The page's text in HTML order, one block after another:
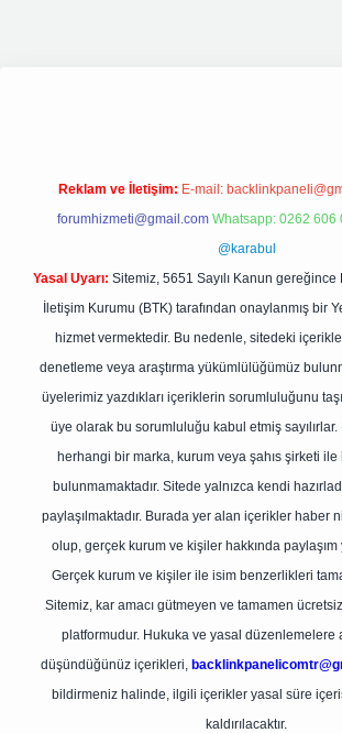
Reklam ve İletişim: E-mail:
forumhizmeti@gmail.com Whatsapp: 0262 606
@karabul
Yasal Uyarı: Sitemiz, 5651 Sayılı Kanun
İletişim Kurumu (BTK) tarafından onaylanmış bir
hizmet vermektedir. Bu nedenle, sitedeki
denetleme veya araştırma yükümlülüğümüz
üyelerimiz yazdıkları içeriklerin sorumluluğunu
üye olarak bu sorumluluğu kabul etmiş
herhangi bir marka, kurum veya şahıs şirketi ile
bulunmamaktadır. Sitede yalnızca kendi
paylaşılmaktadır. Burada yer alan içerikler haber
olup, gerçek kurum ve kişiler hakkında paylaşım
Gerçek kurum ve kişiler ile isim benzerlikleri
Sitemiz, kar amacı gütmeyen ve tamamen
platformudur. Hukuka ve yasal düzenlemelere
düşündüğünüz içerikleri,
bildirmeniz halinde, ilgili içerikler yasal süre
kaldırılacaktır.